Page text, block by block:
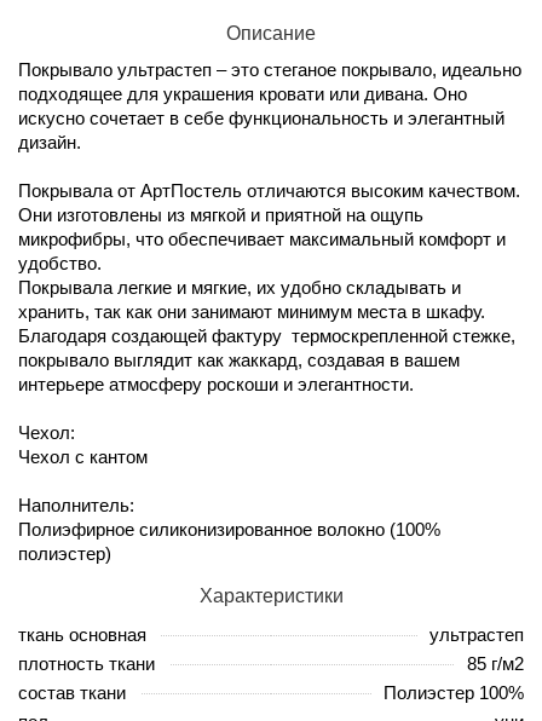
Описание
Покрывало ультрастеп – это стеганое покрывало, идеально
подходящее для украшения кровати или дивана. Оно
искусно сочетает в себе функциональность и элегантный
дизайн.
Покрывала от АртПостель отличаются высоким качеством.
Они изготовлены из мягкой и приятной на ощупь
микрофибры, что обеспечивает максимальный комфорт и
удобство.
Покрывала легкие и мягкие, их удобно складывать и
хранить, так как они занимают минимум места в шкафу.
Благодаря создающей фактуру термоскрепленной стежке,
покрывало выглядит как жаккард, создавая в вашем
интерьере атмосферу роскоши и элегантности.
Чехол:
Чехол с кантом
Наполнитель:
Полиэфирное силиконизированное волокно (100%
полиэстер)
Характеристики
ткань основная
ультрастеп
плотность ткани
85 г/м2
состав ткани
Полиэстер 100%